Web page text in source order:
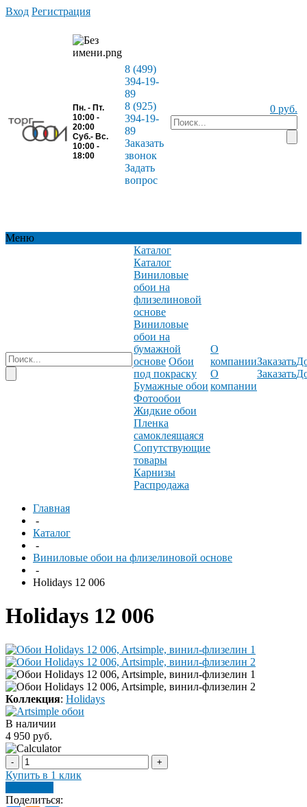
Вход Регистрация
Пн. - Пт.
10:00 -
20:00
Суб.- Вс.
10:00 -
18:00
8 (499)
394-19-
89
8 (925)
394-19-
89
Заказать
звонок
Задать
вопрос
0 руб.
Меню
Каталог
Каталог
Виниловые
обои на
флизелиновой
основе
Виниловые
обои на
бумажной
основе Обои
под покраску
Бумажные обои
Фотообои
Жидкие обои
Пленка
самоклеящаяся
Сопутствующие
товары
Карнизы
Распродажа
О
компании
О
компании
Заказать
Заказать
Главная
-
Каталог
-
Виниловые обои на флизелиновой основе
-
Holidays 12 006
Holidays 12 006
Коллекция: Holidays
В наличии
4 950 руб.
- +
Купить в 1 клик
Поделиться: